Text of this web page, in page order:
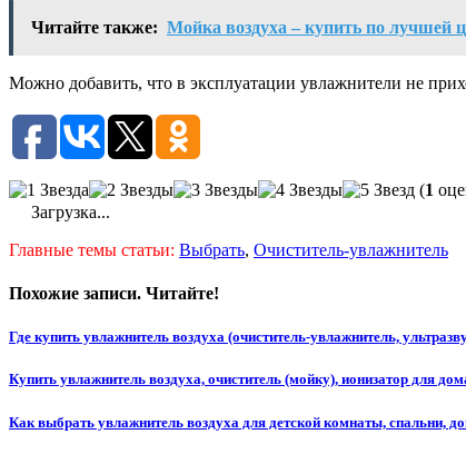
Читайте также: Мойка воздуха – купить по лучшей
Можно добавить, что в эксплуатации увлажнители не
(1
Загрузка...
Главные темы статьи: Выбрать, Очиститель-увлажнитель
Похожие записи. Читайте!
Где купить увлажнитель воздуха (очиститель-увлажнитель,
Купить увлажнитель воздуха, очиститель (мойку), ионизатор для
Как выбрать увлажнитель воздуха для детской комнаты, спальни,